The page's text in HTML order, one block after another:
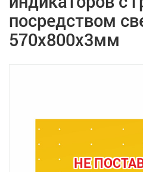
посредством
570x800x3мм
НЕ